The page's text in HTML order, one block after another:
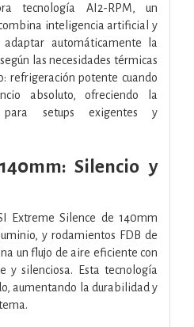
tecnología AI2-RPM, un
inteligencia artificial y
automáticamente la
las necesidades térmicas
refrigeración potente cuando
absoluto, ofreciendo la
para setups exigentes y
Silencio y
Extreme Silence de 140mm
y rodamientos FDB de
un flujo de aire eficiente con
y silenciosa. Esta tecnología
aumentando la durabilidad y